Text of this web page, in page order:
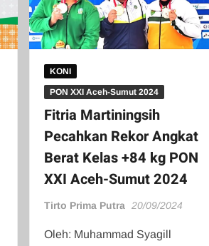
KONI
PON XXI Aceh-Sumut 2024
Fitria Martiningsih
Pecahkan Rekor Angkat
Berat Kelas +84 kg PON
XXI Aceh-Sumut 2024
Tirto Prima Putra 20/09/2024
Oleh: Muhammad Syagill